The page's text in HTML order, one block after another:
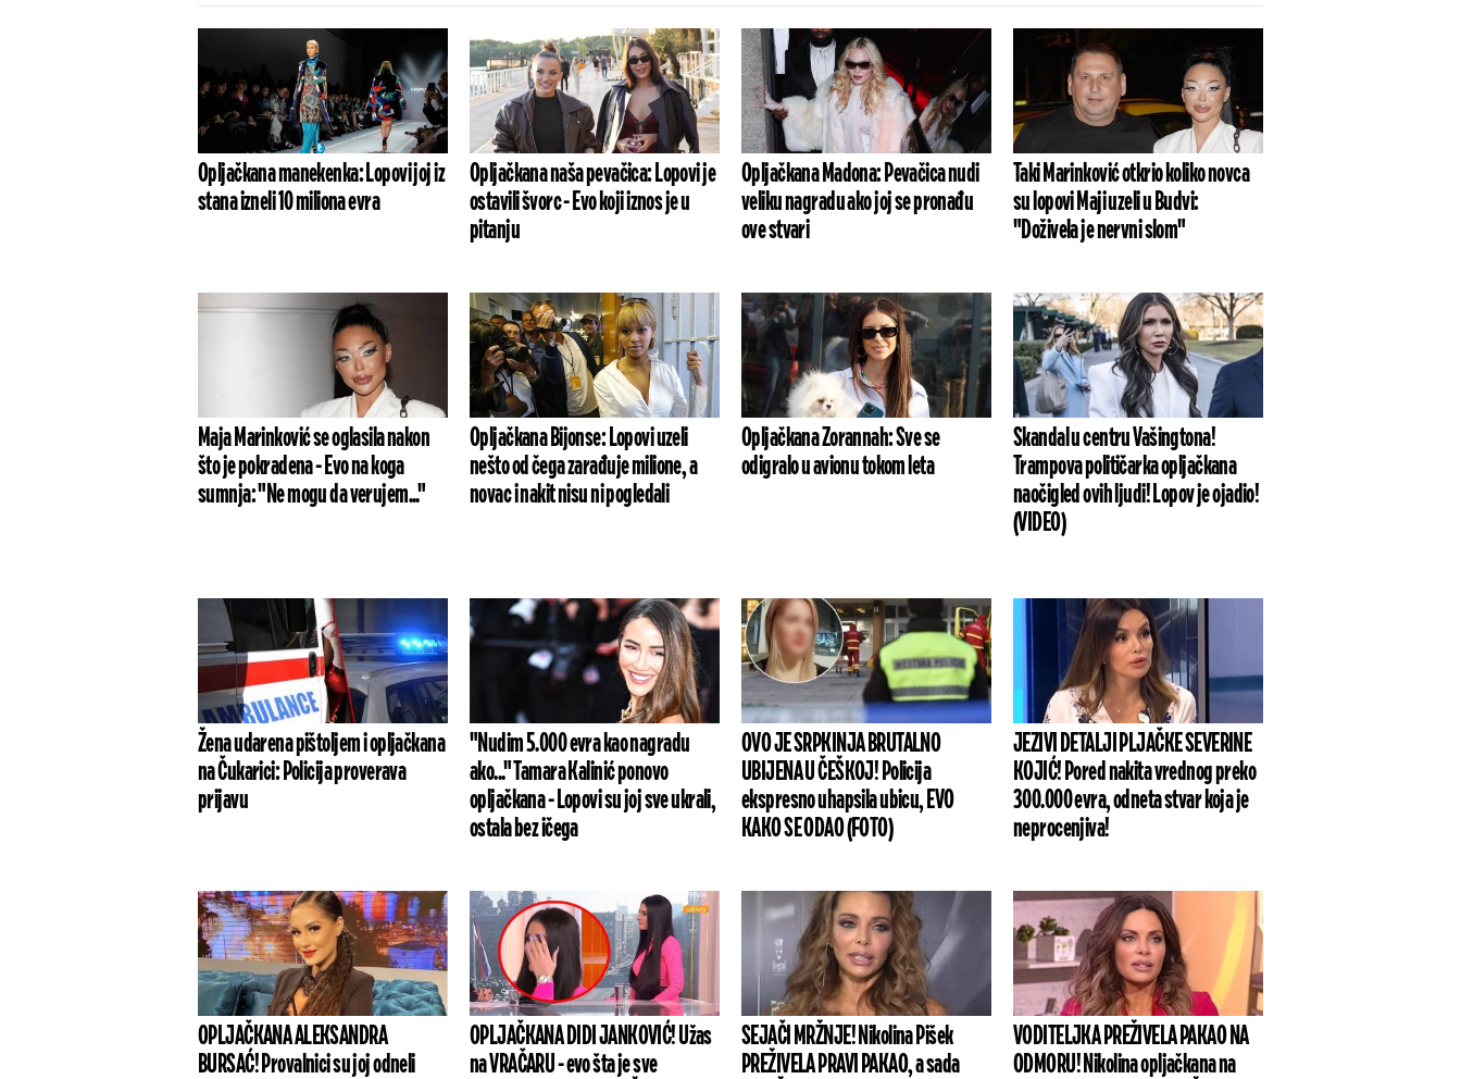
Opljačkana manekenka: Lopovi joj iz
stana izneli 10 miliona evra
Opljačkana naša pevačica: Lopovi je
ostavili švorc - Evo koji iznos je u
pitanju
Opljačkana Madona: Pevačica nudi
veliku nagradu ako joj se pronađu
ove stvari
Taki Marinković otkrio koliko novca
su lopovi Maji uzeli u Budvi:
"Doživela je nervni slom"
Maja Marinković se oglasila nakon
što je pokradena - Evo na koga
sumnja: "Ne mogu da verujem..."
Opljačkana Bijonse: Lopovi uzeli
nešto od čega zarađuje milione, a
novac i nakit nisu ni pogledali
Opljačkana Zorannah: Sve se
odigralo u avionu tokom leta
Skandal u centru Vašingtona!
Trampova političarka opljačkana
naočigled ovih ljudi! Lopov je ojadio!
(VIDEO)
Žena udarena pištoljem i opljačkana
na Čukarici: Policija proverava
prijavu
"Nudim 5.000 evra kao nagradu
ako..." Tamara Kalinić ponovo
opljačkana - Lopovi su joj sve ukrali,
ostala bez ičega
OVO JE SRPKINJA BRUTALNO
UBIJENA U ČEŠKOJ! Policija
ekspresno uhapsila ubicu, EVO
KAKO SE ODAO (FOTO)
JEZIVI DETALJI PLJAČKE SEVERINE
KOJIĆ! Pored nakita vrednog preko
300.000 evra, odneta stvar koja je
neprocenjiva!
OPLJAČKANA ALEKSANDRA
BURSAĆ! Provalnici su joj odneli
OPLJAČKANA DIDI JANKOVIĆ! Užas
na VRAČARU - evo šta je sve
SEJAČI MRŽNJE! Nikolina Pišek
PREŽIVELA PRAVI PAKAO, a sada
VODITELJKA PREŽIVELA PAKAO NA
ODMORU! Nikolina opljačkana na